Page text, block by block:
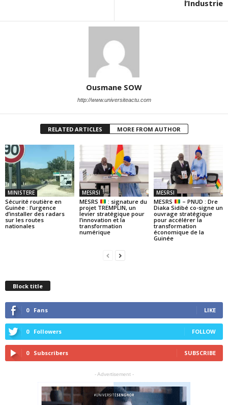
l’Industrie
Ousmane SOW
http://www.universiteactu.com
RELATED ARTICLES MORE FROM AUTHOR
MINISTERE
Sécurité routière en
Guinée : l’urgence
d’installer des radars
sur les routes
nationales
MESRSI
MESRS
: signature du
projet TREMPLIN, un
levier stratégique pour
l’innovation et la
transformation
numérique
MESRSI
MESRS
– PNUD : Dre
Diaka Sidibé co-signe un
ouvrage stratégique
pour accélérer la
transformation
économique de la
Guinée
Block title
0 Fans LIKE
0 Followers FOLLOW
0 Subscribers SUBSCRIBE
- Advertisement -